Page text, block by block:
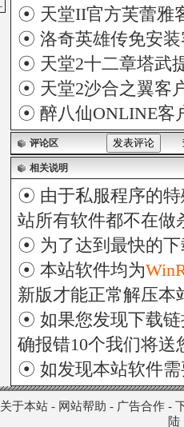
☉ 天堂II官方芙蕾雅
☉ 洛奇英雄传免安
☉ 天堂2十二章塔武
☉ 天堂2沙合之翼客
☉ 醉八仙ONLINE客
评论区
相关说明
☉ 由于私服程序的特
站所有软件都不在做
☉ 为了达到最快的
☉ 本站软件均为
新版才能正常解压本
☉ 如果您发现下载链
确报错10个我们将送
☉ 如发现本站软件
关于本站- 网站帮助 - 广告合作-
陆